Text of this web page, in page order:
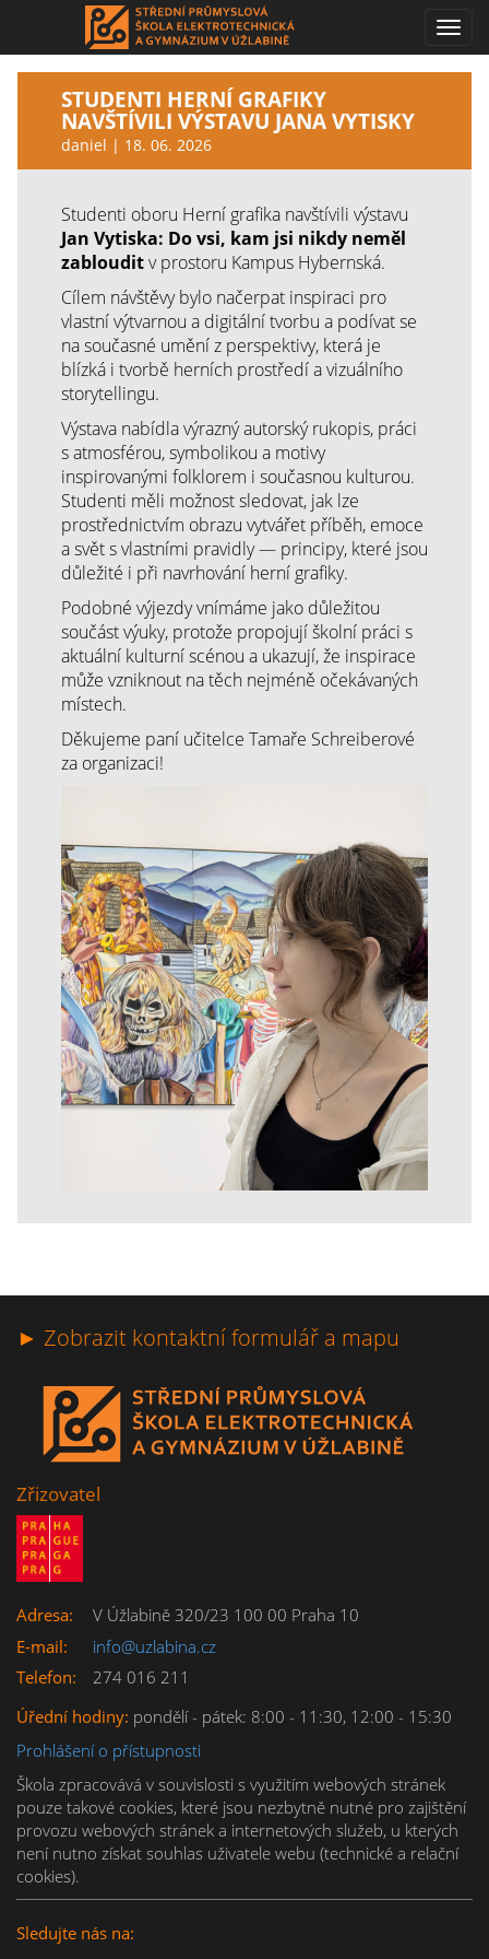
STUDENTI HERNÍ GRAFIKY
NAVŠTÍVILI VÝSTAVU JANA VYTISKY
daniel | 18. 06. 2026
Studenti oboru Herní grafika navštívili výstavu
Jan Vytiska: Do vsi, kam jsi nikdy neměl
zablouditv prostoru Kampus Hybernská.
Cílem návštěvy bylo načerpat inspiraci pro
vlastní výtvarnou a digitální tvorbu a podívat se
na současné umění z perspektivy, která je
blízká i tvorbě herních prostředí a vizuálního
storytellingu.
Výstava nabídla výrazný autorský rukopis, práci
s atmosférou, symbolikou a motivy
inspirovanými folklorem i současnou kulturou.
Studenti měli možnost sledovat, jak lze
prostřednictvím obrazu vytvářet příběh, emoce
a svět s vlastními pravidly — principy, které jsou
důležité i při navrhování herní grafiky.
Podobné výjezdy vnímáme jako důležitou
součást výuky, protože propojují školní práci s
aktuální kulturní scénou a ukazují, že inspirace
může vzniknout na těch nejméně očekávaných
místech.
Děkujeme paní učitelce Tamaře Schreiberové
za organizaci!
► Zobrazit kontaktní formulář a mapu
Zřizovatel
Adresa:
V Úžlabině 320/23 100 00 Praha 10
E-mail:
info@uzlabina.cz
Telefon:
274 016 211
Úřední hodiny: pondělí - pátek: 8:00 - 11:30, 12:00 - 15:30
Prohlášení o přístupnosti
Škola zpracovává v souvislosti s využitím webových stránek
pouze takové cookies, které jsou nezbytně nutné pro zajištění
provozu webových stránek a internetových služeb, u kterých
není nutno získat souhlas uživatele webu (technické a relační
cookies).
Sledujte nás na: